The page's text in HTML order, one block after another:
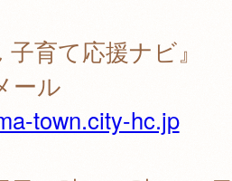
子育て応援ナビ』
ール
town.city-hc.jp